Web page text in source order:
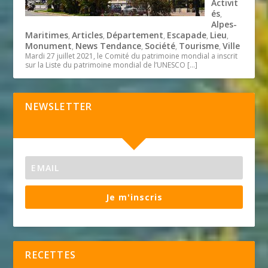
Activit
és,
Alpes-
Maritimes,Articles, Département, Escapade, Lieu,
Monument, News Tendance, Société, Tourisme,Ville
Mardi 27 juillet 2021, le Comité du patrimoine mondial a inscrit
sur la Liste du patrimoine mondial de l’UNESCO […]
NEWSLETTER
Je m'inscris
RECETTES